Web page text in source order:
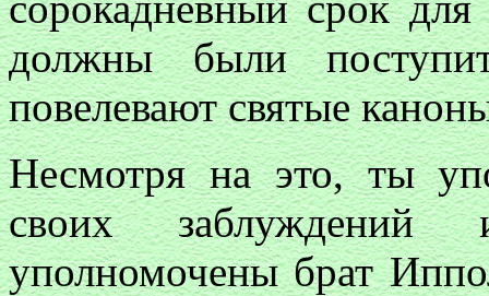
должны были
повелевают святые
Несмотря на это, ты
своих
уполномочены брат